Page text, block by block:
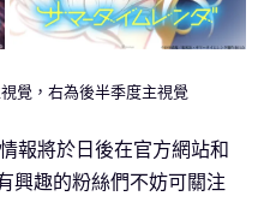
覺，右為後半季度主視覺
報將於日後在官方網站和
興趣的粉絲們不妨可關注